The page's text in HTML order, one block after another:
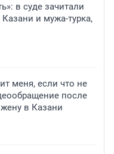
в суде зачитали
и мужа-турка,
меня, если что не
после
в Казани